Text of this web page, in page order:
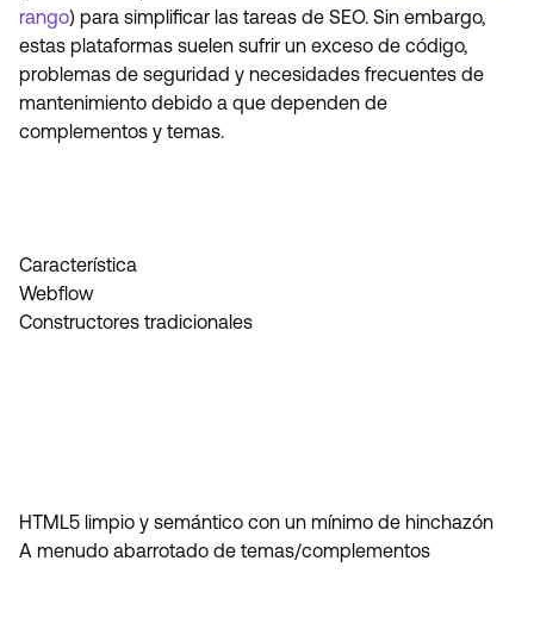
rango) para simplificar las tareas de SEO. Sin embargo,
estas plataformas suelen sufrir un exceso de código,
problemas de seguridad y necesidades frecuentes de
mantenimiento debido a que dependen de
complementos y temas.
Característica
Webflow
Constructores tradicionales
HTML5 limpio y semántico con un mínimo de hinchazón
A menudo abarrotado de temas/complementos